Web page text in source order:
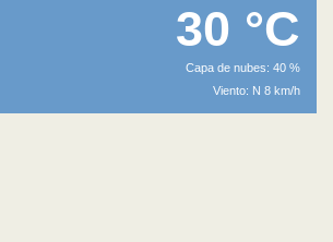
30 °C
Capa de nubes: 40 %
Viento: N 8 km/h